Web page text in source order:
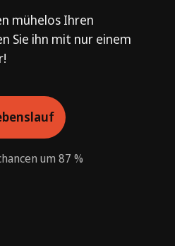
mühelos Ihren
Sie ihn mit nur einem
um 87 %